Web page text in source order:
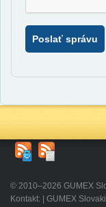
Poslať správu
© 2010–2026 GUMEX
Kontakt: | GUMEX